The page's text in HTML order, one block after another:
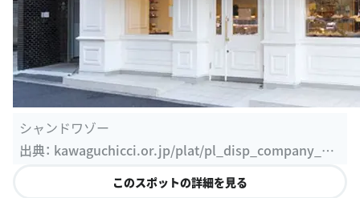
シャンドワゾー
出典： kawaguchicci.or.jp/plat/pl_disp_company_de
このスポットの詳細を見る